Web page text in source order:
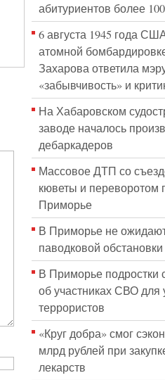
абитуриентов более
6 августа 1945 года
атомной
Захарова ответила
«забывчивость» и
На Хабаровском
заводе началось
дебаркадеров
Массовое ДТП со
кюветы и переворотом
Приморье
В Приморье не
паводковой обстановки
В Приморье подростки
об участниках СВО для
террористов
«Круг добра» смог
млрд рублей при
лекарств